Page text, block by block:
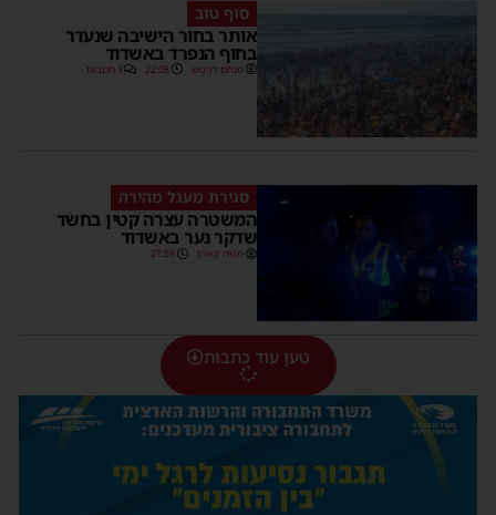
סוף טוב
אותר בחור הישיבה שנעדר
בחוף הנפרד באשדוד
מנחם דויטש 22:08 3 תגובות
סגירת מעגל מהירה
המשטרה עצרה קטין בחשד
שדקר נער באשדוד
משה קאהן 21:59
טען עוד כתבות